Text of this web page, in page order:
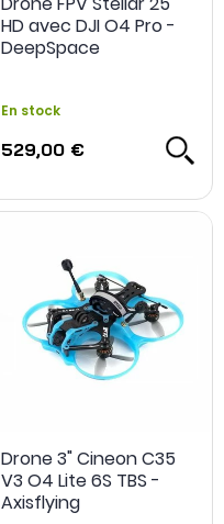
HD avec DJI O4 Pro -
DeepSpace
En stock
529,00 €
Drone 3" Cineon C35
V3 O4 Lite 6S TBS -
Axisflying